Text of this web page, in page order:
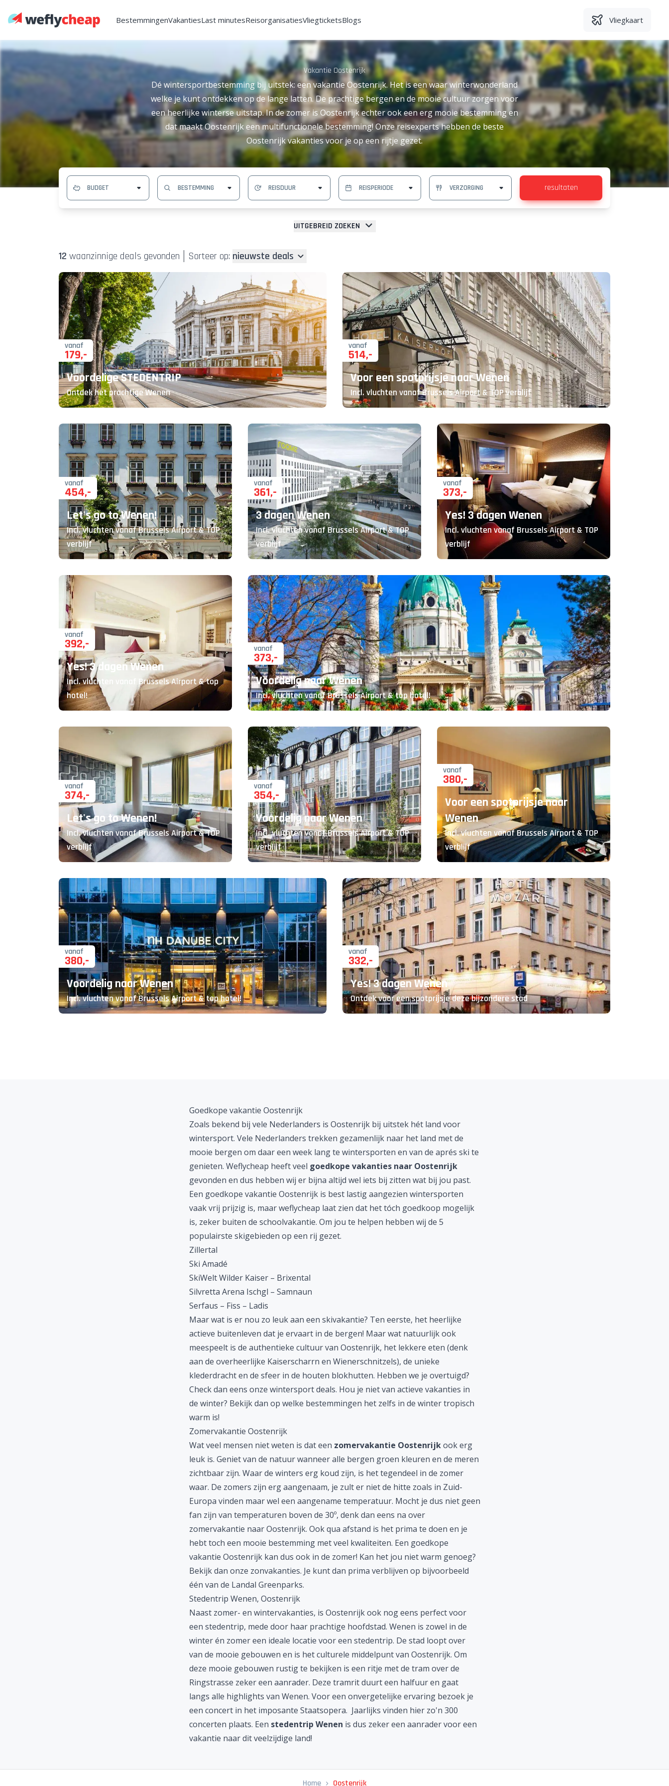
BestemmingenVakantiesLast minutesReisorganisatiesVliegticketsBlogs Vliegkaart
Vakantie Oostenrijk
Dé wintersportbestemming bij uitstek: een vakantie Oostenrijk. Het is een waar winterwonderland
welke je kunt ontdekken op de lange latten. De prachtige bergen en de mooie cultuur zorgen voor
een heerlijke winterse uitstap. In de zomer is Oostenrijk echter ook een erg mooie bestemming en
dat maakt Oostenrijk een multifunctionele bestemming! Onze reisexperts hebben de beste
Oostenrijk vakanties voor je op een rijtje gezet.
resultaten
UITGEBREID ZOEKEN
12 waanzinnige deals gevonden Sorteer op: nieuwste deals
vanaf
179,-
Voordelige STEDENTRIP
Ontdek het prachtige Wenen
vanaf
514,-
Voor een spotprijsje naar Wenen
Incl. vluchten vanaf Brussels Airport & TOP verblijf
vanaf
454,-
Let's go to Wenen!
Incl. vluchten vanaf Brussels Airport & TOP
verblijf
vanaf
361,-
3 dagen Wenen
Incl. vluchten vanaf Brussels Airport & TOP
verblijf
vanaf
373,-
Yes! 3 dagen Wenen
Incl. vluchten vanaf Brussels Airport & TOP
verblijf
vanaf
392,-
Yes! 3 dagen Wenen
Incl. vluchten vanaf Brussels Airport & top
hotel!
vanaf
373,-
Voordelig naar Wenen
Incl. vluchten vanaf Brussels Airport & top hotel!
vanaf
374,-
Let's go to Wenen!
Incl. vluchten vanaf Brussels Airport & TOP
verblijf
vanaf
354,-
Voordelig naar Wenen
Incl. vluchten vanaf Brussels Airport & TOP
verblijf
vanaf
380,-
Voor een spotprijsje naar
Wenen
Incl. vluchten vanaf Brussels Airport & TOP
verblijf
vanaf
380,-
Voordelig naar Wenen
Incl. vluchten vanaf Brussels Airport & top hotel!
vanaf
332,-
Yes! 3 dagen Wenen
Ontdek voor een spotprijsje deze bijzondere stad
Goedkope vakantie Oostenrijk
Zoals bekend bij vele Nederlanders is Oostenrijk bij uitstek hét land voor
wintersport. Vele Nederlanders trekken gezamenlijk naar het land met de
mooie bergen om daar een week lang te wintersporten en van de aprés ski te
genieten. Weflycheap heeft veel goedkope vakanties naar Oostenrijk
gevonden en dus hebben wij er bijna altijd wel iets bij zitten wat bij jou past.
Een goedkope vakantie Oostenrijk is best lastig aangezien wintersporten
vaak vrij prijzig is, maar weflycheap laat zien dat het tóch goedkoop mogelijk
is, zeker buiten de schoolvakantie. Om jou te helpen hebben wij de 5
populairste skigebieden op een rij gezet.
Zillertal
Ski Amadé
SkiWelt Wilder Kaiser – Brixental
Silvretta Arena Ischgl – Samnaun
Serfaus – Fiss – Ladis
Maar wat is er nou zo leuk aan een skivakantie? Ten eerste, het heerlijke
actieve buitenleven dat je ervaart in de bergen! Maar wat natuurlijk ook
meespeelt is de authentieke cultuur van Oostenrijk, het lekkere eten (denk
aan de overheerlijke Kaiserscharrn en Wienerschnitzels), de unieke
klederdracht en de sfeer in de houten blokhutten. Hebben we je overtuigd?
Check dan eens onze wintersportdeals. Hou je niet van actieve vakanties in
de winter? Bekijk dan op welke bestemmingen het zelfs in de winter tropisch
warm is!
Zomervakantie Oostenrijk
Wat veel mensen niet weten is dat een zomervakantie Oostenrijkook erg
leuk is. Geniet van de natuur wanneer alle bergen groen kleuren en de meren
zichtbaar zijn. Waar de winters erg koud zijn, is het tegendeel in de zomer
waar. De zomers zijn erg aangenaam, je zult er niet de hitte zoals in Zuid-
Europa vinden maar wel een aangename temperatuur. Mocht je dus niet geen
fan zijn van temperaturen boven de 30º, denk dan eens na over
zomervakantie naar Oostenrijk. Ook qua afstand is het prima te doen en je
hebt toch een mooie bestemming met veel kwaliteiten. Een goedkope
vakantie Oostenrijk kan dus ook in de zomer! Kan het jou niet warm genoeg?
Bekijk dan onze zonvakanties. Je kunt dan prima verblijven op bijvoorbeeld
één van de Landal Greenparks.
Stedentrip Wenen, Oostenrijk
Naast zomer- en wintervakanties, is Oostenrijk ook nog eens perfect voor
een stedentrip, mede door haar prachtige hoofdstad. Wenen is zowel in de
winter én zomer een ideale locatie voor een stedentrip. De stad loopt over
van de mooie gebouwen en is het culturele middelpunt van Oostenrijk. Om
deze mooie gebouwen rustig te bekijken is een ritje met de tram over de
Ringstrasse zeker een aanrader. Deze tramrit duurt een halfuur en gaat
langs alle highlights van Wenen. Voor een onvergetelijke ervaring bezoek je
een concert in het imposante Staatsopera. Jaarlijks vinden hier zo'n 300
concerten plaats. Een stedentrip Wenen is dus zeker een aanrader voor een
vakantie naar dit veelzijdige land!
Home Oostenrijk